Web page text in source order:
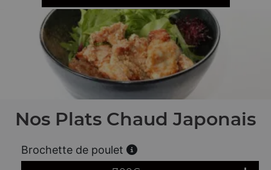
Nos Plats Chaud Japonais
Brochette de poulet